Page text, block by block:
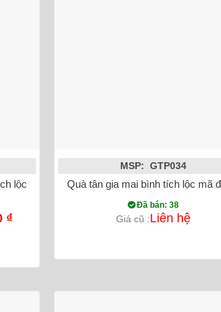
lộc phượng vẽ vàng màu xanh đen
₫Giá
9,500,000 ₫.
MSP: GTP034
Quà tân gia mai bình tích lộc mã
Đã bán: 38
Giá cũ :Liên hệ